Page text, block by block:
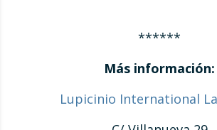
******
Más información:
Lupicinio International